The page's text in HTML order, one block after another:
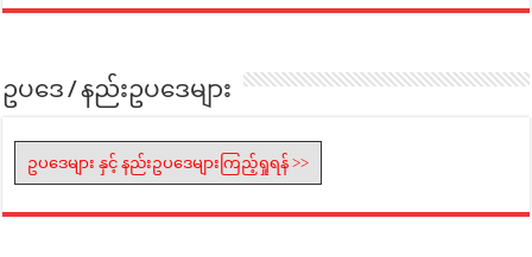
ဥပဒေ / နည်းဥပဒေများ
ဥပဒေများ နှင့် နည်းဥပဒေများကြည့်ရှုရန် >>